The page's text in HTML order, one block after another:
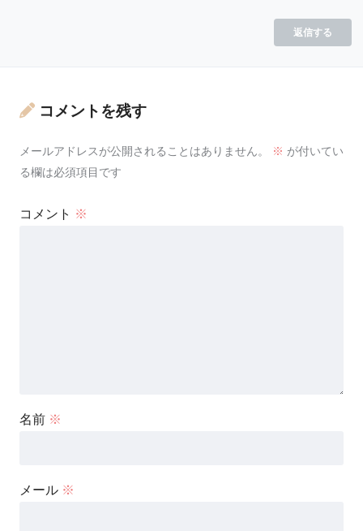
返信する
コメントを残す
メールアドレスが公開されることはありません。 ※ が付いてい
る欄は必須項目です
コメント ※
名前 ※
メール ※